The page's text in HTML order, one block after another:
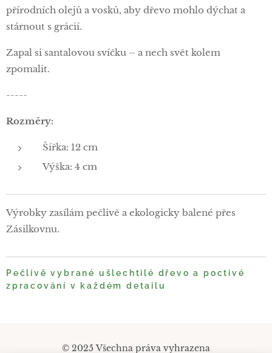
přírodních olejů a vosků, aby dřevo mohlo dýchat a
stárnout s grácií.
Zapal si santalovou svíčku – a nech svět kolem
zpomalit.
-----
Rozměry:
Šířka: 12 cm
Výška: 4 cm
Výrobky zasílám pečlivě a ekologicky balené přes
Zásilkovnu.
Pečlivě vybrané ušlechtilé dřevo a poctivé
zpracování v každém detailu
© 2025 Všechna práva vyhrazena